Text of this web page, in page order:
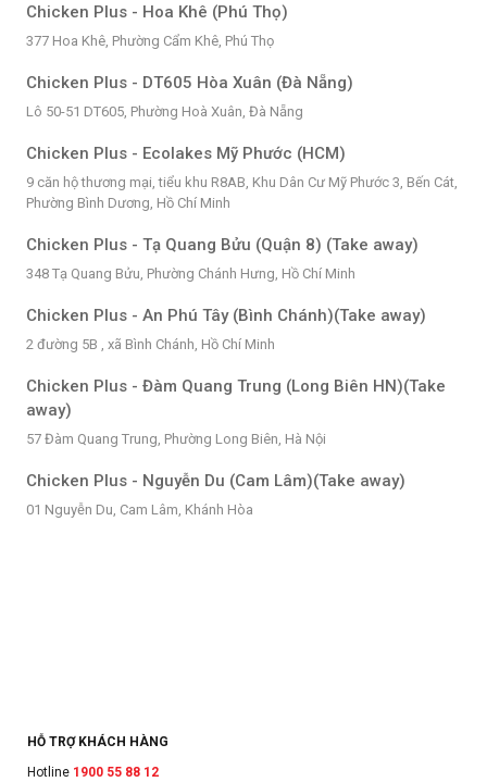
Chicken Plus - Hoa Khê (Phú Thọ)
377 Hoa Khê, Phường Cẩm Khê, Phú Thọ
Chicken Plus - DT605 Hòa Xuân (Đà Nẵng)
Lô 50-51 DT605, Phường Hoà Xuân, Đà Nẵng
Chicken Plus - Ecolakes Mỹ Phước (HCM)
9 căn hộ thương mại, tiểu khu R8AB, Khu Dân Cư Mỹ Phước 3, Bến Cát,
Phường Bình Dương, Hồ Chí Minh
Chicken Plus - Tạ Quang Bửu (Quận 8) (Take away)
348 Tạ Quang Bửu, Phường Chánh Hưng, Hồ Chí Minh
Chicken Plus - An Phú Tây (Bình Chánh)(Take away)
2 đường 5B , xã Bình Chánh, Hồ Chí Minh
Chicken Plus - Đàm Quang Trung (Long Biên HN)(Take
away)
57 Đàm Quang Trung, Phường Long Biên, Hà Nội
Chicken Plus - Nguyễn Du (Cam Lâm)(Take away)
01 Nguyễn Du, Cam Lâm, Khánh Hòa
HỖ TRỢ KHÁCH HÀNG
Hotline 1900 55 88 12